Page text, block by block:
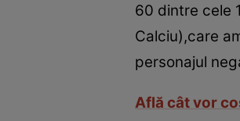
60 dintre cele
Calciu),care
personajul
Află cât vor